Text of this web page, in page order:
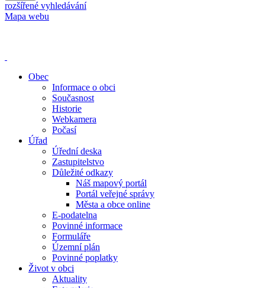
rozšířené vyhledávání
Mapa webu
Obec
Informace o obci
Současnost
Historie
Webkamera
Počasí
Úřad
Úřední deska
Zastupitelstvo
Důležité odkazy
Náš mapový portál
Portál veřejné správy
Města a obce online
E-podatelna
Povinné informace
Formuláře
Územní plán
Povinné poplatky
Život v obci
Aktuality